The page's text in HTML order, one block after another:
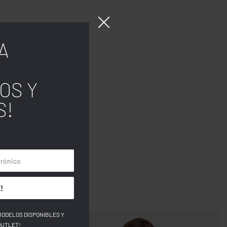
Y
DISPONIBLES Y